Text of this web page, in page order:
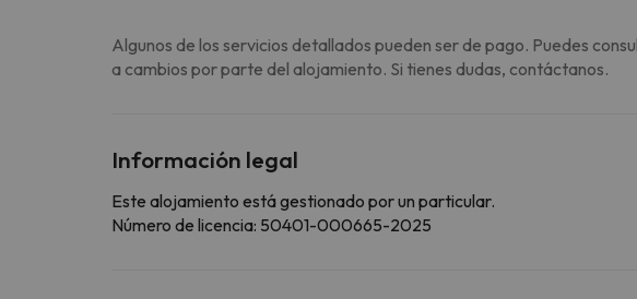
Algunos de los servicios detallados pueden ser de pago. Puedes
a cambios por parte del alojamiento. Si tienes dudas, contáctanos.
Información legal
Este alojamiento está gestionado por un particular.
Número de licencia: 50401-000665-2025